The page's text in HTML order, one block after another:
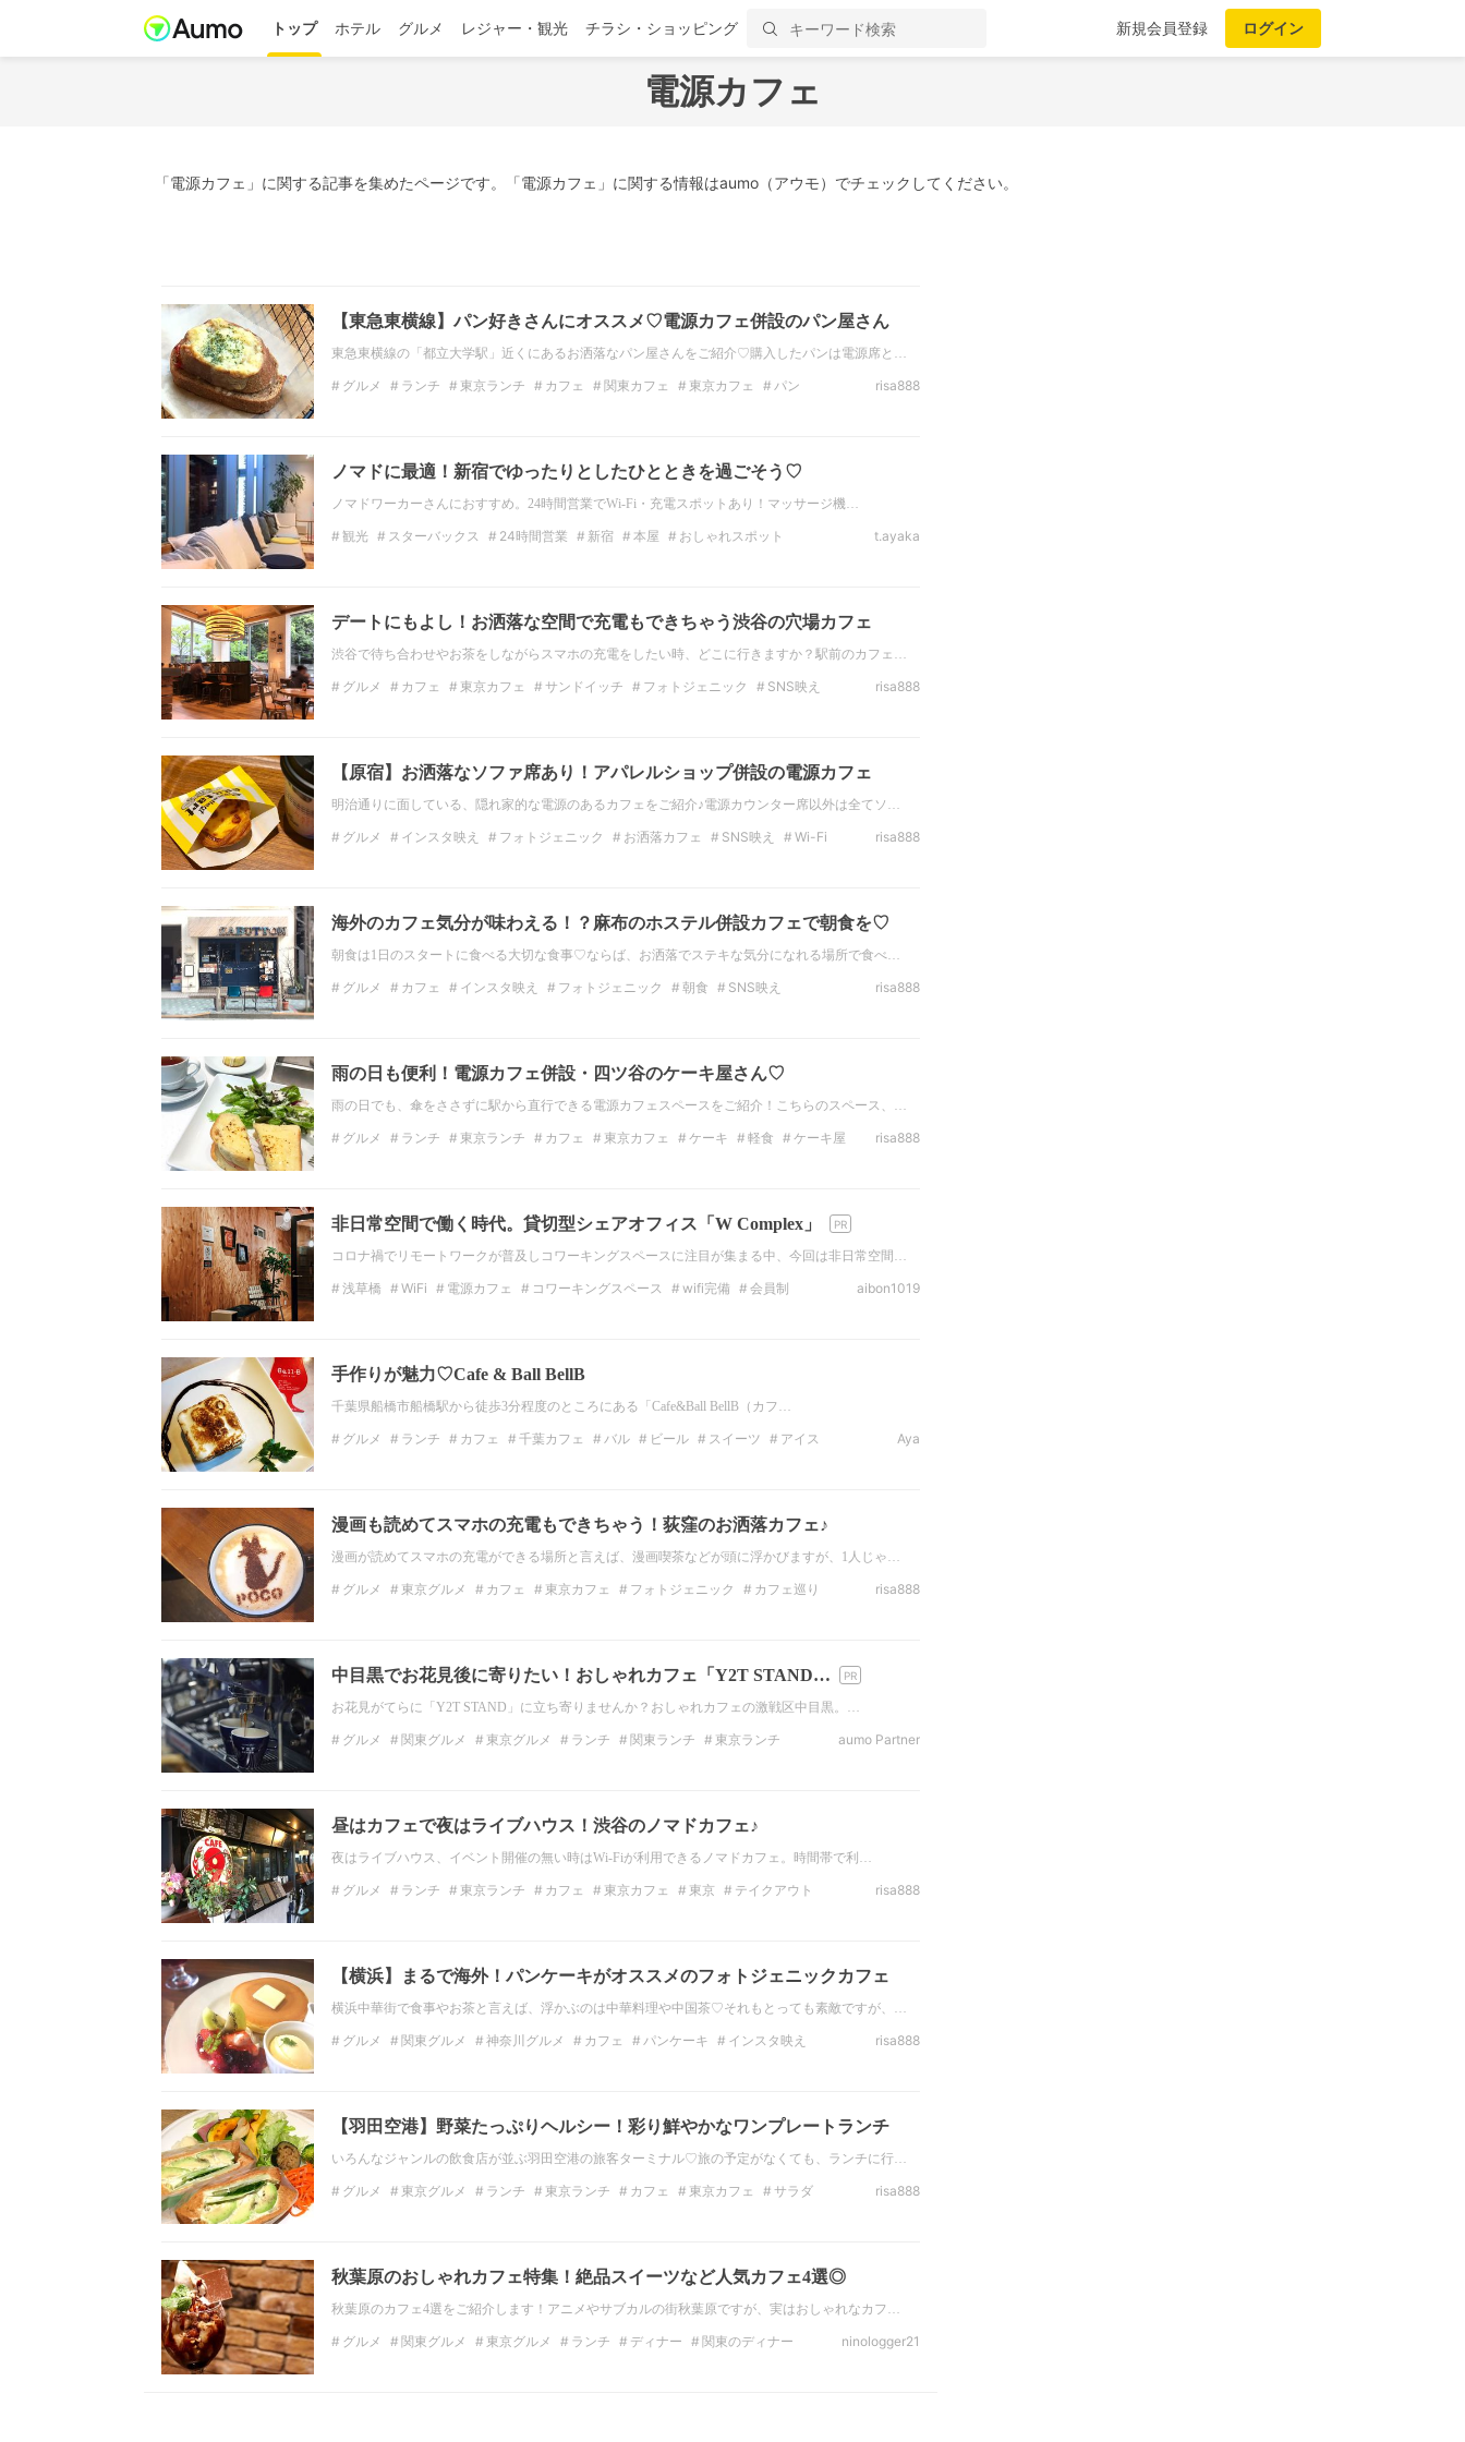
トップ ホテル グルメ レジャー・観光 チラシ・ショッピング 新規会員登録 ログイン
電源カフェ
「電源カフェ」に関する記事を集めたページです。「電源カフェ」に関する情報はaumo（アウモ）でチェックしてください。
【東急東横線】パン好きさんにオススメ♡電源カフェ併設のパン屋さん
東急東横線の「都立大学駅」近くにあるお洒落なパン屋さんをご紹介♡購入したパンは電源席と…
グルメ ランチ 東京ランチ カフェ 関東カフェ 東京カフェ
パン
risa888
ノマドに最適！新宿でゆったりとしたひとときを過ごそう♡
ノマドワーカーさんにおすすめ。24時間営業でWi-Fi・充電スポットあり！マッサージ機…
観光 スターバックス 24時間営業 新宿 本屋
おしゃれスポット
t.ayaka
デートにもよし！お洒落な空間で充電もできちゃう渋谷の穴場カフェ
渋谷で待ち合わせやお茶をしながらスマホの充電をしたい時、どこに行きますか？駅前のカフェ…
グルメ カフェ 東京カフェ サンドイッチ フォトジェニック
SNS映え
risa888
【原宿】お洒落なソファ席あり！アパレルショップ併設の電源カフェ
明治通りに面している、隠れ家的な電源のあるカフェをご紹介♪電源カウンター席以外は全てソ…
グルメ インスタ映え フォトジェニック お洒落カフェ SNS映え
Wi-Fi
risa888
海外のカフェ気分が味わえる！？麻布のホステル併設カフェで朝食を♡
朝食は1日のスタートに食べる大切な食事♡ならば、お洒落でステキな気分になれる場所で食べ…
グルメ カフェ インスタ映え フォトジェニック 朝食
SNS映え
risa888
雨の日も便利！電源カフェ併設・四ツ谷のケーキ屋さん♡
雨の日でも、傘をささずに駅から直行できる電源カフェスペースをご紹介！こちらのスペース、…
グルメ ランチ 東京ランチ カフェ 東京カフェ ケーキ 軽食
ケーキ屋
risa888
非日常空間で働く時代。貸切型シェアオフィス「W Complex」
コロナ禍でリモートワークが普及しコワーキングスペースに注目が集まる中、今回は非日常空間…
浅草橋 WiFi 電源カフェ コワーキングスペース wifi完備
会員制
aibon1019
手作りが魅力♡Cafe & Ball BellB
千葉県船橋市船橋駅から徒歩3分程度のところにある「Cafe&Ball BellB（カフ…
グルメ ランチ カフェ 千葉カフェ バル ビール スイーツ
アイス
Aya
漫画も読めてスマホの充電もできちゃう！荻窪のお洒落カフェ♪
漫画が読めてスマホの充電ができる場所と言えば、漫画喫茶などが頭に浮かびますが、1人じゃ…
グルメ 東京グルメ カフェ 東京カフェ フォトジェニック
カフェ巡り
risa888
中目黒でお花見後に寄りたい！おしゃれカフェ「Y2T STAND…
お花見がてらに「Y2T STAND」に立ち寄りませんか？おしゃれカフェの激戦区中目黒。…
グルメ 関東グルメ 東京グルメ ランチ 関東ランチ
東京ランチ
aumo Partner
昼はカフェで夜はライブハウス！渋谷のノマドカフェ♪
夜はライブハウス、イベント開催の無い時はWi-Fiが利用できるノマドカフェ。時間帯で利…
グルメ ランチ 東京ランチ カフェ 東京カフェ 東京
テイクアウト
risa888
【横浜】まるで海外！パンケーキがオススメのフォトジェニックカフェ
横浜中華街で食事やお茶と言えば、浮かぶのは中華料理や中国茶♡それもとっても素敵ですが、…
グルメ 関東グルメ 神奈川グルメ カフェ パンケーキ
インスタ映え
risa888
【羽田空港】野菜たっぷりヘルシー！彩り鮮やかなワンプレートランチ
いろんなジャンルの飲食店が並ぶ羽田空港の旅客ターミナル♡旅の予定がなくても、ランチに行…
グルメ 東京グルメ ランチ 東京ランチ カフェ 東京カフェ
サラダ
risa888
秋葉原のおしゃれカフェ特集！絶品スイーツなど人気カフェ4選◎
秋葉原のカフェ4選をご紹介します！アニメやサブカルの街秋葉原ですが、実はおしゃれなカフ…
グルメ 関東グルメ 東京グルメ ランチ ディナー
関東のディナー
ninologger21